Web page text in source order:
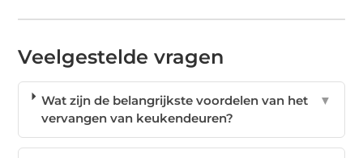
Veelgestelde vragen
Wat zijn de belangrijkste voordelen van het
vervangen van keukendeuren?
▼